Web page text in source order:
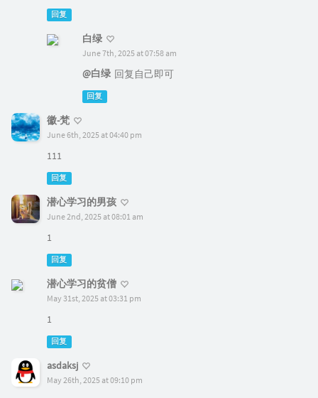
回复
白绿
June 7th, 2025 at 07:58 am
@白绿 回复自己即可
回复
徽-梵
June 6th, 2025 at 04:40 pm
111
回复
潜心学习的男孩
June 2nd, 2025 at 08:01 am
1
回复
潜心学习的贫僧
May 31st, 2025 at 03:31 pm
1
回复
asdaksj
May 26th, 2025 at 09:10 pm